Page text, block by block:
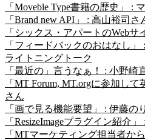
「Moveble Type書籍の歴史」 :
「Brand new API」 : 高山裕司さ
「シックス・アパートのWeb
「フィードバックのおはなし」
ライトニングトーク
「最近の」言うなぁ！ : 小野崎
「MT Forum, MT.orgに参加し
さん
「画で見る機能要望」 : 伊藤の
「ResizeImageプラグイン紹介
「MTマーケティング担当者か